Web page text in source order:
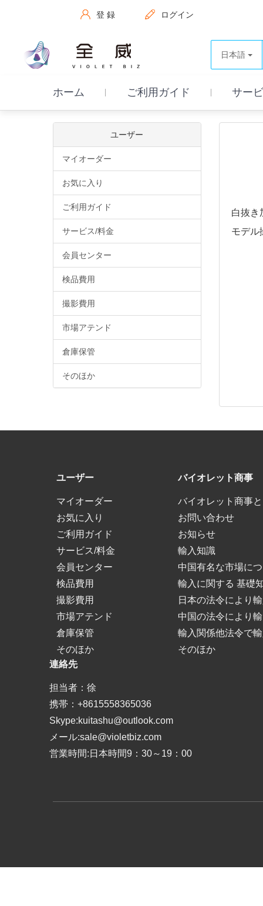
登 録 ログイン
日本語
ホーム ご利用ガイド サー
ユーザー
マイオーダー
お気に入り
ご利用ガイド
サービス/料金
会員センター
検品費用
撮影費用
市場アテンド
倉庫保管
そのほか
白抜き
モデル
ユーザー
マイオーダー
お気に入り
ご利用ガイド
サービス/料金
会員センター
検品費用
撮影費用
市場アテンド
倉庫保管
そのほか
バイオレット商事
バイオレット商事
お問い合わせ
お知らせ
輸入知識
中国有名な市場に
輸入に関する 基礎
日本の法令により
中国の法令により
輸入関係他法令で
そのほか
連絡先
担当者：徐
携帯：+8615558365036
Skype:kuitashu@outlook.com
メール:sale@violetbiz.com
営業時間:日本時間9：30～19：00